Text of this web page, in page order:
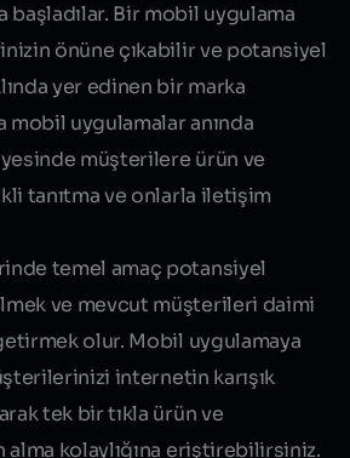
başladılar. Bir mobil uygulama
önüne çıkabilir ve potansiyel
yer edinen bir marka
mobil uygulamalar anında
müşterilere ürün ve
tanıtma ve onlarla iletişim
temel amaç potansiyel
ve mevcut müşterileri daimi
olur. Mobil uygulamaya
internetin karışık
tek bir tıkla ürün ve
alma kolaylığına eriştirebilirsiniz.